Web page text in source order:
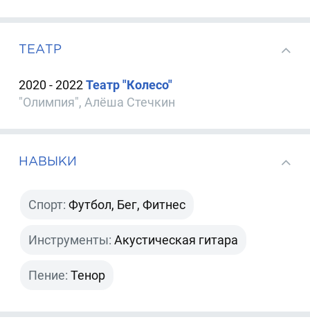
ТЕАТР
2020 - 2022Театр "Колесо"
"Олимпия", Алёша Стечкин
НАВЫКИ
Спорт: Футбол, Бег, Фитнес
Инструменты: Акустическая гитара
Пение: Тенор